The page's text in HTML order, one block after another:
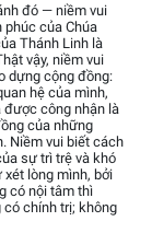
đó — niềm vui
của Chúa
Thánh Linh là
vậy, niềm vui
dựng cộng đồng:
hệ của mình,
được công nhận là
của những
Niềm vui biết cách
sự trì trệ và khó
xét lòng mình, bởi
có nội tâm thì
chính trị; không